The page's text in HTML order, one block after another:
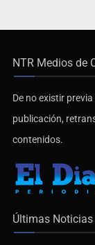
NTR Medios de
De no existir
publicación,
contenidos.
Últimas Noticias